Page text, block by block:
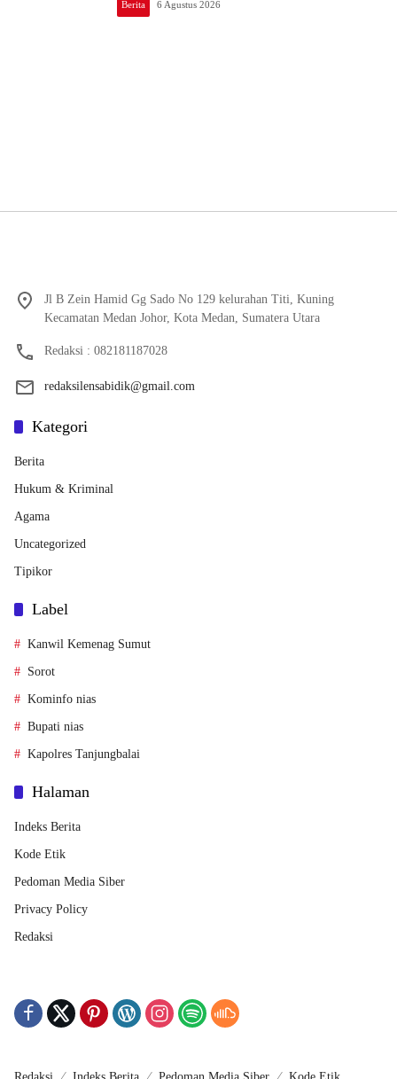
Berita 6 Agustus 2026
Jl B Zein Hamid Gg Sado No 129 kelurahan Titi, Kuning
Kecamatan Medan Johor, Kota Medan, Sumatera Utara
Redaksi : 082181187028
redaksilensabidik@gmail.com
Kategori
Berita
Hukum & Kriminal
Agama
Uncategorized
Tipikor
Label
Kanwil Kemenag Sumut
Sorot
Kominfo nias
Bupati nias
Kapolres Tanjungbalai
Halaman
Indeks Berita
Kode Etik
Pedoman Media Siber
Privacy Policy
Redaksi